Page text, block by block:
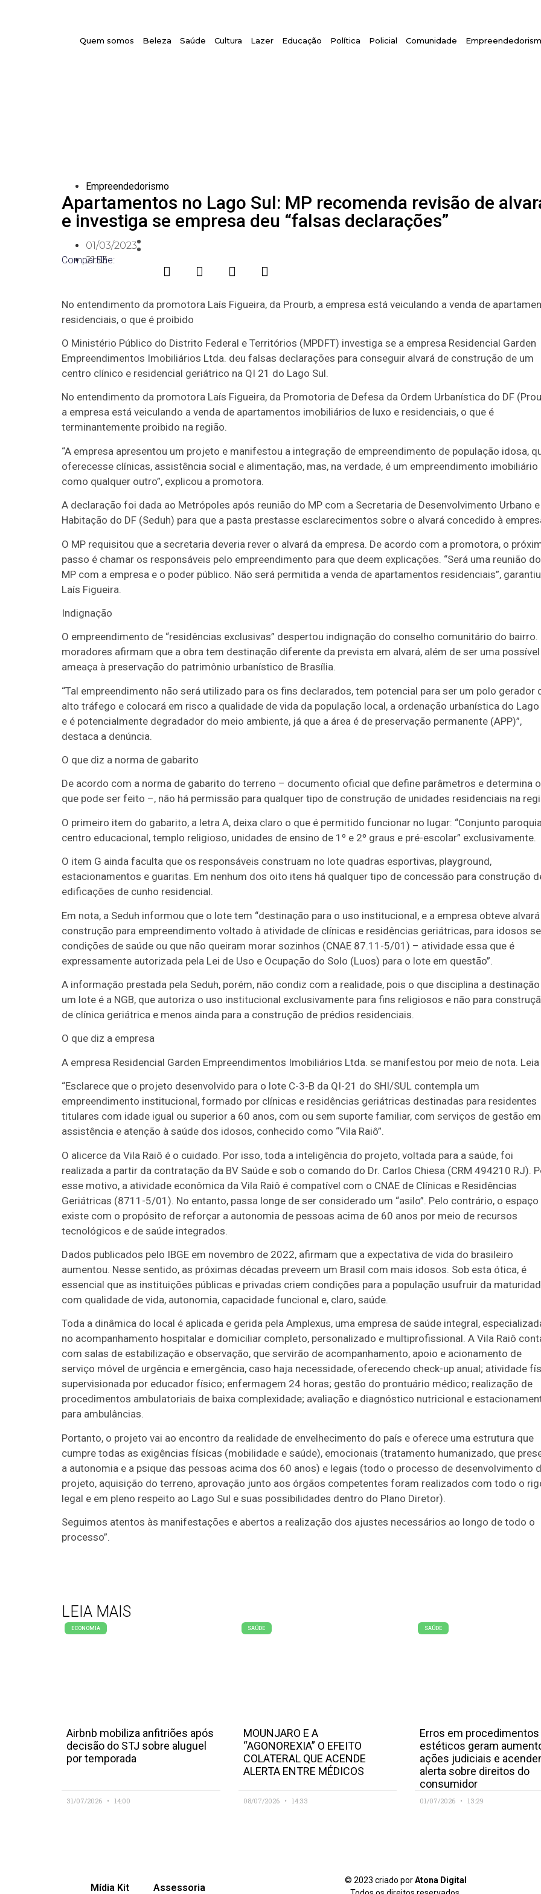
Quem somos Beleza Saúde Cultura Lazer Educação Política Policial Comunidade
Empreendedorismo
Apartamentos no Lago Sul: MP recomenda revisão de
e investiga se empresa deu “falsas declarações”
01/03/2023
21:53
Compartilhe:
No entendimento da promotora Laís Figueira, da Prourb, a empresa está veiculando a venda de
residenciais, o que é proibido
O Ministério Público do Distrito Federal e Territórios (MPDFT) investiga se a empresa Residencial Garden
Empreendimentos Imobiliários Ltda. deu falsas declarações para conseguir alvará de construção de um
centro clínico e residencial geriátrico na QI 21 do Lago Sul.
No entendimento da promotora Laís Figueira, da Promotoria de Defesa da Ordem Urbanística do DF
a empresa está veiculando a venda de apartamentos imobiliários de luxo e residenciais, o que é
terminantemente proibido na região.
“A empresa apresentou um projeto e manifestou a integração de empreendimento de população idosa,
oferecesse clínicas, assistência social e alimentação, mas, na verdade, é um empreendimento imobiliário
como qualquer outro”, explicou a promotora.
A declaração foi dada ao Metrópoles após reunião do MP com a Secretaria de Desenvolvimento Urbano e
Habitação do DF (Seduh) para que a pasta prestasse esclarecimentos sobre o alvará concedido à
O MP requisitou que a secretaria deveria rever o alvará da empresa. De acordo com a promotora, o
passo é chamar os responsáveis pelo empreendimento para que deem explicações. “Será uma reunião do
MP com a empresa e o poder público. Não será permitida a venda de apartamentos residenciais”, garantiu
Laís Figueira.
Indignação
O empreendimento de “residências exclusivas” despertou indignação do conselho comunitário do bairro.
moradores afirmam que a obra tem destinação diferente da prevista em alvará, além de ser uma possível
ameaça à preservação do patrimônio urbanístico de Brasília.
“Tal empreendimento não será utilizado para os fins declarados, tem potencial para ser um polo gerador
alto tráfego e colocará em risco a qualidade de vida da população local, a ordenação urbanística do Lago
e é potencialmente degradador do meio ambiente, já que a área é de preservação permanente (APP)”,
destaca a denúncia.
O que diz a norma de gabarito
De acordo com a norma de gabarito do terreno – documento oficial que define parâmetros e determina o
que pode ser feito –, não há permissão para qualquer tipo de construção de unidades residenciais na
O primeiro item do gabarito, a letra A, deixa claro o que é permitido funcionar no lugar: “Conjunto
centro educacional, templo religioso, unidades de ensino de 1º e 2º graus e pré-escolar” exclusivamente.
O item G ainda faculta que os responsáveis construam no lote quadras esportivas, playground,
estacionamentos e guaritas. Em nenhum dos oito itens há qualquer tipo de concessão para construção
edificações de cunho residencial.
Em nota, a Seduh informou que o lote tem “destinação para o uso institucional, e a empresa obteve
construção para empreendimento voltado à atividade de clínicas e residências geriátricas, para idosos
condições de saúde ou que não queiram morar sozinhos (CNAE 87.11-5/01) – atividade essa que é
expressamente autorizada pela Lei de Uso e Ocupação do Solo (Luos) para o lote em questão”.
A informação prestada pela Seduh, porém, não condiz com a realidade, pois o que disciplina a
um lote é a NGB, que autoriza o uso institucional exclusivamente para fins religiosos e não para
de clínica geriátrica e menos ainda para a construção de prédios residenciais.
O que diz a empresa
A empresa Residencial Garden Empreendimentos Imobiliários Ltda. se manifestou por meio de nota. Leia
“Esclarece que o projeto desenvolvido para o lote C-3-B da QI-21 do SHI/SUL contempla um
empreendimento institucional, formado por clínicas e residências geriátricas destinadas para residentes
titulares com idade igual ou superior a 60 anos, com ou sem suporte familiar, com serviços de gestão em
assistência e atenção à saúde dos idosos, conhecido como “Vila Raiô”.
O alicerce da Vila Raiô é o cuidado. Por isso, toda a inteligência do projeto, voltada para a saúde, foi
realizada a partir da contratação da BV Saúde e sob o comando do Dr. Carlos Chiesa (CRM 494210 RJ).
esse motivo, a atividade econômica da Vila Raiô é compatível com o CNAE de Clínicas e Residências
Geriátricas (8711-5/01). No entanto, passa longe de ser considerado um “asilo”. Pelo contrário, o espaço
existe com o propósito de reforçar a autonomia de pessoas acima de 60 anos por meio de recursos
tecnológicos e de saúde integrados.
Dados publicados pelo IBGE em novembro de 2022, afirmam que a expectativa de vida do brasileiro
aumentou. Nesse sentido, as próximas décadas preveem um Brasil com mais idosos. Sob esta ótica, é
essencial que as instituições públicas e privadas criem condições para a população usufruir da
com qualidade de vida, autonomia, capacidade funcional e, claro, saúde.
Toda a dinâmica do local é aplicada e gerida pela Amplexus, uma empresa de saúde integral,
no acompanhamento hospitalar e domiciliar completo, personalizado e multiprofissional. A Vila Raiô
com salas de estabilização e observação, que servirão de acompanhamento, apoio e acionamento de
serviço móvel de urgência e emergência, caso haja necessidade, oferecendo check-up anual; atividade
supervisionada por educador físico; enfermagem 24 horas; gestão do prontuário médico; realização de
procedimentos ambulatoriais de baixa complexidade; avaliação e diagnóstico nutricional e
para ambulâncias.
Portanto, o projeto vai ao encontro da realidade de envelhecimento do país e oferece uma estrutura que
cumpre todas as exigências físicas (mobilidade e saúde), emocionais (tratamento humanizado, que
a autonomia e a psique das pessoas acima dos 60 anos) e legais (todo o processo de desenvolvimento
projeto, aquisição do terreno, aprovação junto aos órgãos competentes foram realizados com todo o
legal e em pleno respeito ao Lago Sul e suas possibilidades dentro do Plano Diretor).
Seguimos atentos às manifestações e abertos a realização dos ajustes necessários ao longo de todo o
processo”.
LEIA MAIS
ECONOMIA
Airbnb mobiliza anfitriões após
decisão do STJ sobre aluguel
por temporada
31/07/2026 14:00
SAÚDE
MOUNJARO E A
“AGONOREXIA” O EFEITO
COLATERAL QUE ACENDE
ALERTA ENTRE MÉDICOS
08/07/2026 14:33
SAÚDE
Erros em procedimentos
estéticos geram
ações judiciais e
alerta sobre direitos do
consumidor
01/07/2026 13:29
Mídia Kit Assessoria
© 2023 criado porAtona Digital